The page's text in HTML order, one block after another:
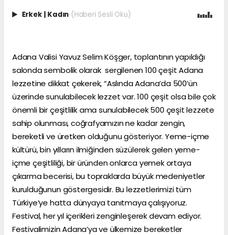
Erkek | Kadın (Haberi Sesli Oku)
Adana Valisi Yavuz Selim Köşger, toplantının yapıldığı
salonda sembolik olarak sergilenen 100 çeşit Adana
lezzetine dikkat çekerek, “Aslında Adana’da 500’ün
üzerinde sunulabilecek lezzet var. 100 çeşit olsa bile çok
önemli bir çeşitlilik ama sunulabilecek 500 çeşit lezzete
sahip olunması, coğrafyamızın ne kadar zengin,
bereketli ve üretken olduğunu gösteriyor. Yeme-içme
kültürü, bin yılların ilmiğinden süzülerek gelen yeme-
içme çeşitliliği, bir üründen onlarca yemek ortaya
çıkarma becerisi, bu topraklarda büyük medeniyetler
kurulduğunun göstergesidir. Bu lezzetlerimizi tüm
Türkiye’ye hatta dünyaya tanıtmaya çalışıyoruz.
Festival, her yıl içerikleri zenginleşerek devam ediyor.
Festivalimizin Adana’ya ve ülkemize bereketler